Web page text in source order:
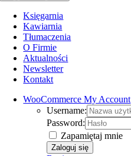
Księgarnia
Kawiarnia
Tłumaczenia
O Firmie
Aktualności
Newsletter
Kontakt
WooCommerce My Account
Username:
Password:
Zapamiętaj mnie